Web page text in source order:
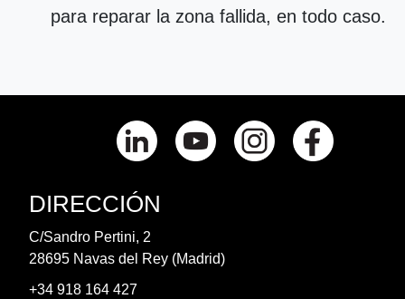
para reparar la zona fallida, en todo caso.
DIRECCIÓN
C/Sandro Pertini, 2
28695 Navas del Rey (Madrid)
+34 918 164 427